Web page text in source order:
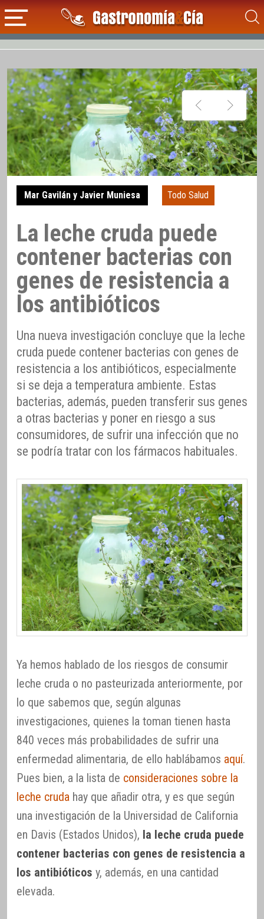
Mar Gavilán y Javier Muniesa Todo Salud
La leche cruda puede
contener bacterias con
genes de resistencia a
los antibióticos
Una nueva investigación concluye que la leche
cruda puede contener bacterias con genes de
resistencia a los antibióticos, especialmente
si se deja a temperatura ambiente. Estas
bacterias, además, pueden transferir sus genes
a otras bacterias y poner en riesgo a sus
consumidores, de sufrir una infección que no
se podría tratar con los fármacos habituales.
Ya hemos hablado de los riesgos de consumir
leche cruda o no pasteurizada anteriormente, por
lo que sabemos que, según algunas
investigaciones, quienes la toman tienen hasta
840 veces más probabilidades de sufrir una
enfermedad alimentaria, de ello hablábamos aquí.
Pues bien, a la lista de consideraciones sobre la
leche cruda hay que añadir otra, y es que según
una investigación de la Universidad de California
en Davis (Estados Unidos), la leche cruda puede
contener bacterias con genes de resistencia a
los antibióticos y, además, en una cantidad
elevada.